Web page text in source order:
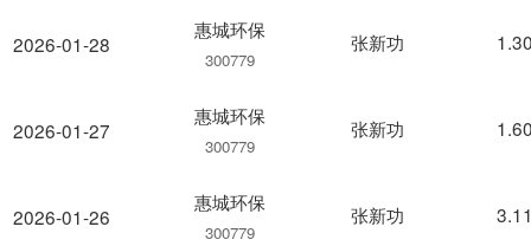
2026-01-28
2026-01-27
2026-01-26
惠城环保
300779
张新功
惠城环保
300779
张新功
惠城环保
300779
张新功